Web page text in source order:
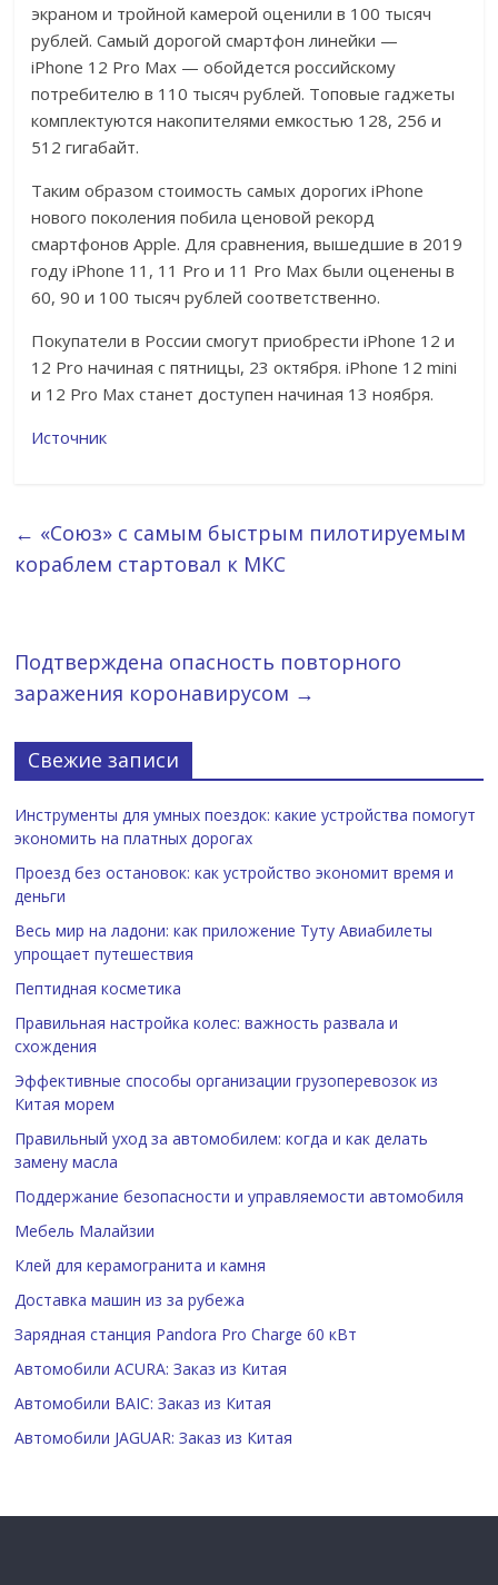
экраном и тройной камерой оценили в 100 тысяч
рублей. Самый дорогой смартфон линейки —
iPhone 12 Pro Max — обойдется российскому
потребителю в 110 тысяч рублей. Топовые гаджеты
комплектуются накопителями емкостью 128, 256 и
512 гигабайт.
Таким образом стоимость самых дорогих iPhone
нового поколения побила ценовой рекорд
смартфонов Apple. Для сравнения, вышедшие в 2019
году iPhone 11, 11 Pro и 11 Pro Max были оценены в
60, 90 и 100 тысяч рублей соответственно.
Покупатели в России смогут приобрести iPhone 12 и
12 Pro начиная с пятницы, 23 октября. iPhone 12 mini
и 12 Pro Max станет доступен начиная 13 ноября.
Источник
← «Союз» с самым быстрым пилотируемым
кораблем стартовал к МКС
Подтверждена опасность повторного
заражения коронавирусом →
Свежие записи
Инструменты для умных поездок: какие устройства помогут
экономить на платных дорогах
Проезд без остановок: как устройство экономит время и
деньги
Весь мир на ладони: как приложение Туту Авиабилеты
упрощает путешествия
Пептидная косметика
Правильная настройка колес: важность развала и
схождения
Эффективные способы организации грузоперевозок из
Китая морем
Правильный уход за автомобилем: когда и как делать
замену масла
Поддержание безопасности и управляемости автомобиля
Мебель Малайзии
Клей для керамогранита и камня
Доставка машин из за рубежа
Зарядная станция Pandora Pro Charge 60 кВт
Автомобили ACURA: Заказ из Китая
Автомобили BAIC: Заказ из Китая
Автомобили JAGUAR: Заказ из Китая